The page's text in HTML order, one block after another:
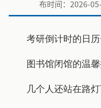
布时间：2026-
考研倒计时的日历
图书馆闭馆的温
几个人还站在路